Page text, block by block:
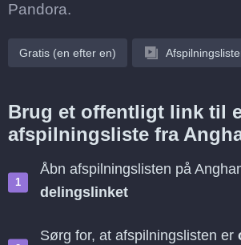
Pandora.
Gratis (en efter en)
Brug et offentligt link til
afspilningsliste fra
Åbn afspilningslisten på
delingslinket
Sørg for, at afspilningslisten er